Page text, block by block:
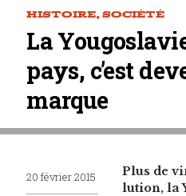
HISTOIRE,SOCIÉTÉ
La
pays, c’est
marque
20 février 2015
Plus de
lu­tion, la